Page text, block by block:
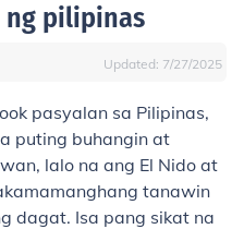
ng pilipinas
Updated: 7/27/2025
pasyalan sa Pilipinas,
puting buhangin at
lalo na ang El Nido at
tanawin
dagat. Isa pang sikat na